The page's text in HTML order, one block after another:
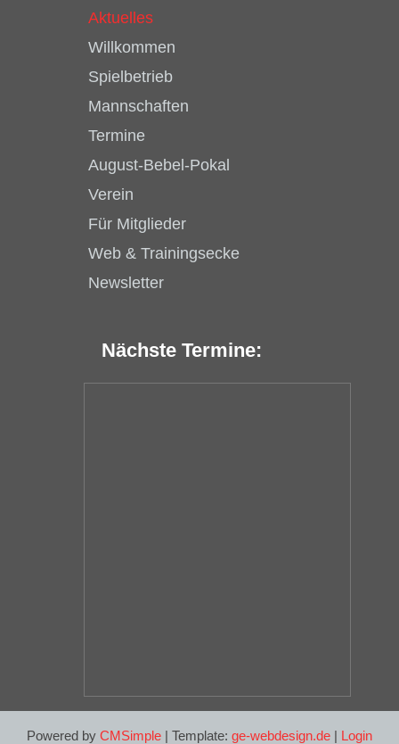
Aktuelles
Willkommen
Spielbetrieb
Mannschaften
Termine
August-Bebel-Pokal
Verein
Für Mitglieder
Web & Trainingsecke
Newsletter
Nächste Termine:
Powered by CMSimple | Template: ge-webdesign.de | Login